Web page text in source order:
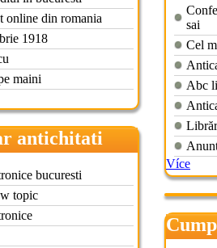
online din romania
1918
maini
antichitati
bucuresti
topic
sai
Cel
Abc
Více